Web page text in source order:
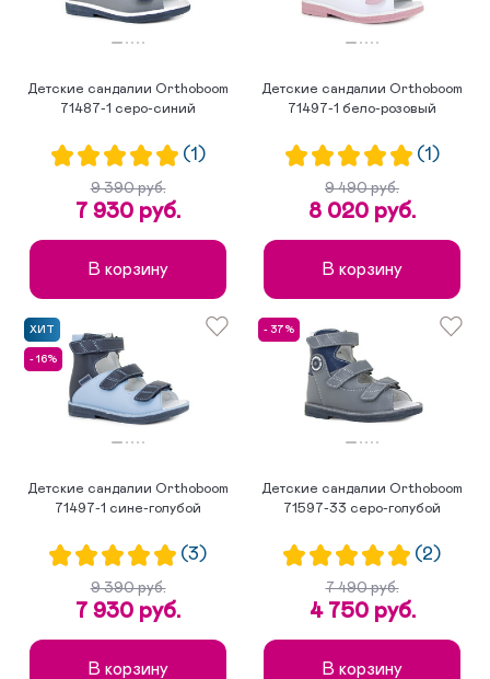
Детские сандалии Orthoboom
71487-1 серо-синий
(1)
9 390 руб.
7 930 руб.
В корзину
Детские сандалии Orthoboom
71497-1 бело-розовый
(1)
9 490 руб.
8 020 руб.
В корзину
ХИТ
- 16%
Детские сандалии Orthoboom
71497-1 сине-голубой
(3)
9 390 руб.
7 930 руб.
В корзину
- 37%
Детские сандалии Orthoboom
71597-33 серо-голубой
(2)
7 490 руб.
4 750 руб.
В корзину